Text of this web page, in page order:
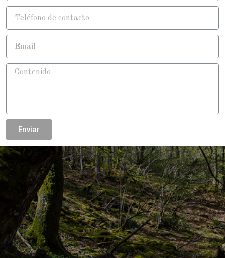
Enviar